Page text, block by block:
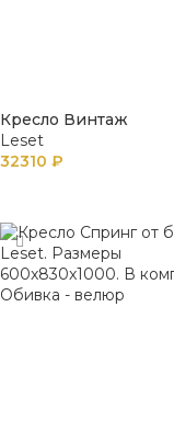
Кресло Винтаж
Leset
32310 ₽